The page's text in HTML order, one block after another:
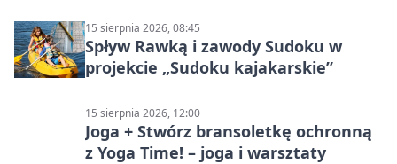
15 sierpnia 2026, 08:45
Spływ Rawką i zawody Sudoku w
projekcie „Sudoku kajakarskie”
15 sierpnia 2026, 12:00
Joga + Stwórz bransoletkę ochronną
z Yoga Time! – joga i warsztaty